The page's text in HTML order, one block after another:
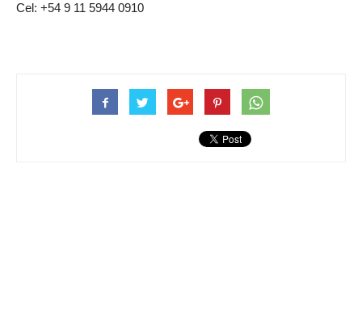
Cel: +54 9 11 5944 0910